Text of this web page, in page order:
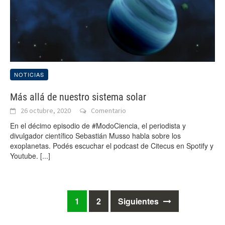
NOTICIAS
Más allá de nuestro sistema solar
26 octubre, 2020 Comentario
En el décimo episodio de #ModoCiencia, el periodista y
divulgador científico Sebastián Musso habla sobre los
exoplanetas. Podés escuchar el podcast de Citecus en Spotify y
Youtube. [...]
1 2 Siguientes